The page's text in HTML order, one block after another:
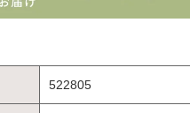
522805